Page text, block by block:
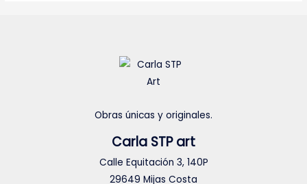
Obras únicas y originales.
Carla STP art
Calle Equitación 3, 140P
29649 Mijas Costa